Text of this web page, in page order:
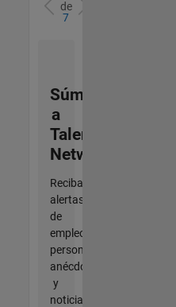
de
7
Súmese
a
Talent
Network
Reciba
alertas
de
empleo
personalizadas,
anécdotas
y
noticias